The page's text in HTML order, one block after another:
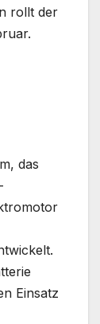
rollt der
das
Einsatz